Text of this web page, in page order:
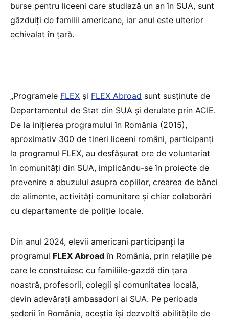
burse pentru liceeni care studiază un an în SUA, sunt
găzduiți de familii americane, iar anul este ulterior
echivalat în țară.
„Programele FLEX și FLEX Abroad sunt susținute de
Departamentul de Stat din SUA și derulate prin ACIE.
De la inițierea programului în România (2015),
aproximativ 300 de tineri liceeni români, participanți
la programul FLEX, au desfășurat ore de voluntariat
în comunități din SUA, implicându-se în proiecte de
prevenire a abuzului asupra copiilor, crearea de bănci
de alimente, activități comunitare și chiar colaborări
cu departamente de poliție locale.
Din anul 2024, elevii americani participanți la
programul FLEX Abroad în România, prin relațiile pe
care le construiesc cu familiile-gazdă din țara
noastră, profesorii, colegii și comunitatea locală,
devin adevărați ambasadori ai SUA. Pe perioada
șederii în România, aceștia își dezvoltă abilitățile de